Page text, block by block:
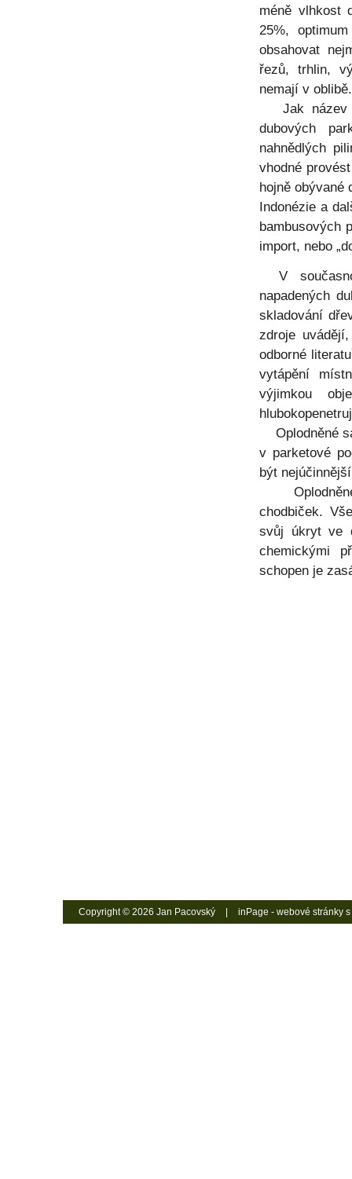
méně vlhkost
25%,
obsahovat
řezů, trhlin,
nemají v
Jak název
dubových
nahnědlých
vhodné
hojně obývané
Indonézie a
bambusových
import, nebo
V
napadených
skladování
zdroje
odborné
vytápění
výjimkou
Oplodněné
v parketové
být
Oplodněné
chodbiček.
svůj úkryt ve
chemickými
schopen je
Copyright © 2026 Jan Pacovský inPage - webové stránky